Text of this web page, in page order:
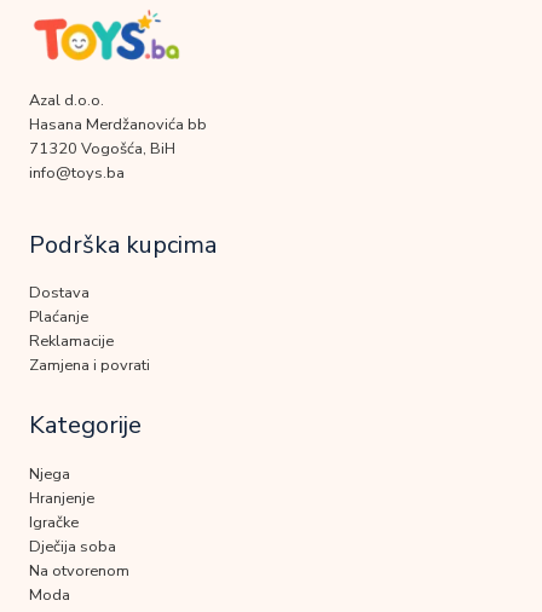
Azal d.o.o.
Hasana Merdžanovića bb
71320 Vogošća, BiH
info@toys.ba
Podrška kupcima
Dostava
Plaćanje
Reklamacije
Zamjena i povrati
Kategorije
Njega
Hranjenje
Igračke
Dječija soba
Na otvorenom
Moda